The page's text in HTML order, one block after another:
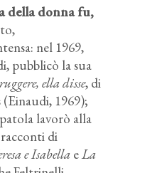
della donna fu,
nel 1969,
pubblicò la sua
ella disse, di
1969);
lavorò alla
di
e Isabella eLa